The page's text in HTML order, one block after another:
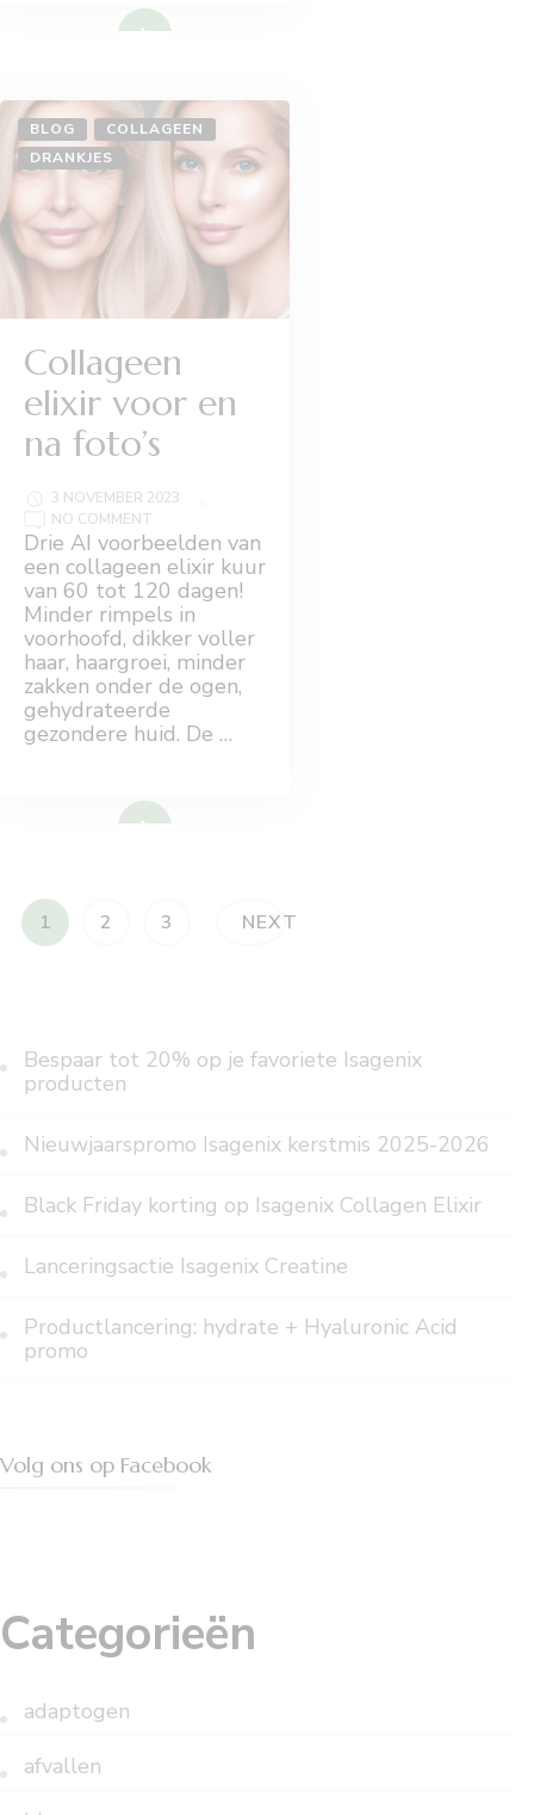
BLOG
COLLAGEEN
DRANKJES
Collageen
elixir voor en
na foto’s
3 NOVEMBER 2023
NO COMMENT
COLLAGEEN
ELIXIR
VOOR
EN
NA
FOTO’S
Drie AI voorbeelden van
een collageen elixir kuur
van 60 tot 120 dagen!
Minder rimpels in
voorhoofd, dikker voller
haar, haargroei, minder
zakken onder de ogen,
gehydrateerde
gezondere huid. De …
Berichten
PAGE
1 PAGE
2 PAGE
3 NEXT
Bespaar tot 20% op je favoriete Isagenix
producten
Nieuwjaarspromo Isagenix kerstmis 2025-2026
Black Friday korting op Isagenix Collagen Elixir
Lanceringsactie Isagenix Creatine
Productlancering: hydrate + Hyaluronic Acid
promo
Volg ons op Facebook
Categorieën
adaptogen
afvallen